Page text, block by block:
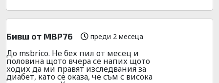
Бивш от МВР76 преди 2 месеца
До msbrico. Не бех пил от месец и
половина щото вчера се напих щото
ходих да ми правят изследвания за
диабет, като се оказа, че съм с висока